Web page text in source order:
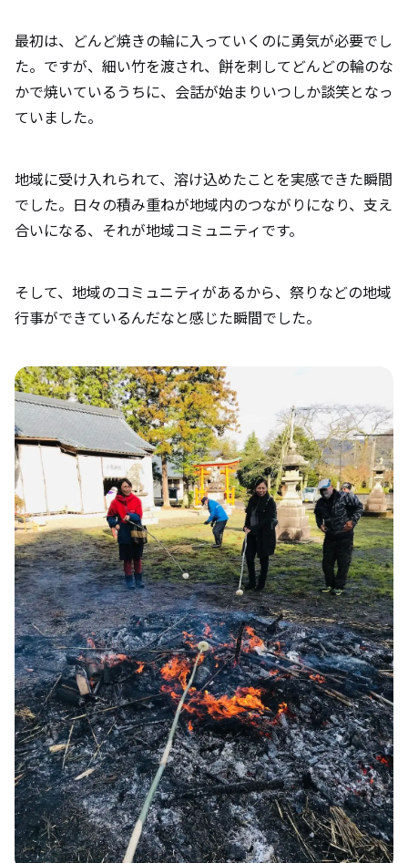
最初は、どんど焼きの輪に入っていくのに勇気が必要でし
た。ですが、細い竹を渡され、餅を刺してどんどの輪のな
かで焼いているうちに、会話が始まりいつしか談笑となっ
ていました。
地域に受け入れられて、溶け込めたことを実感できた瞬間
でした。日々の積み重ねが地域内のつながりになり、支え
合いになる、それが地域コミュニティです。
そして、地域のコミュニティがあるから、祭りなどの地域
行事ができているんだなと感じた瞬間でした。